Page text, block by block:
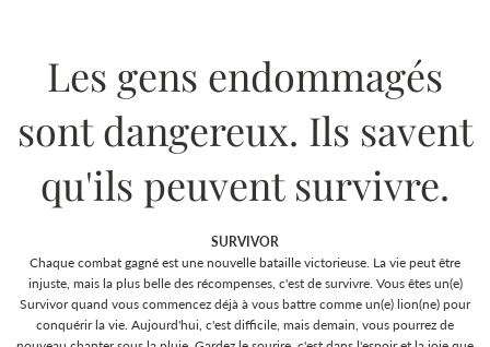
Les gens endommagés
sont dangereux. Ils savent
qu'ils peuvent survivre.
SURVIVOR
Chaque combat gagné est une nouvelle bataille victorieuse. La vie peut être
injuste, mais la plus belle des récompenses, c'est de survivre. Vous êtes un(e)
Survivor quand vous commencez déjà à vous battre comme un(e) lion(ne) pour
conquérir la vie. Aujourd'hui, c'est difficile, mais demain, vous pourrez de